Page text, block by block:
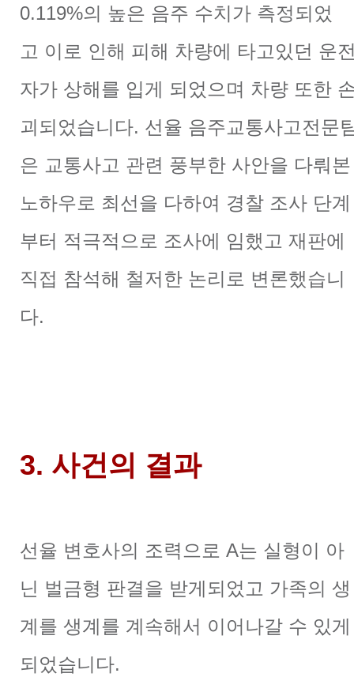
0.119%의 높은 음주 수치가 측정되었
고 이로 인해 피해 차량에 타고있던 운
자가 상해를 입게 되었으며 차량 또한
괴되었습니다. 선율 음주교통사고전문
은 교통사고 관련 풍부한 사안을 다뤄본
노하우로 최선을 다하여 경찰 조사 단계
부터 적극적으로 조사에 임했고 재판에
직접 참석해 철저한 논리로 변론했습니
다.
3. 사건의 결과
선율 변호사의 조력으로 A는 실형이 아
닌 벌금형 판결을 받게되었고 가족의 생
계를 생계를 계속해서 이어나갈 수 있게
되었습니다.